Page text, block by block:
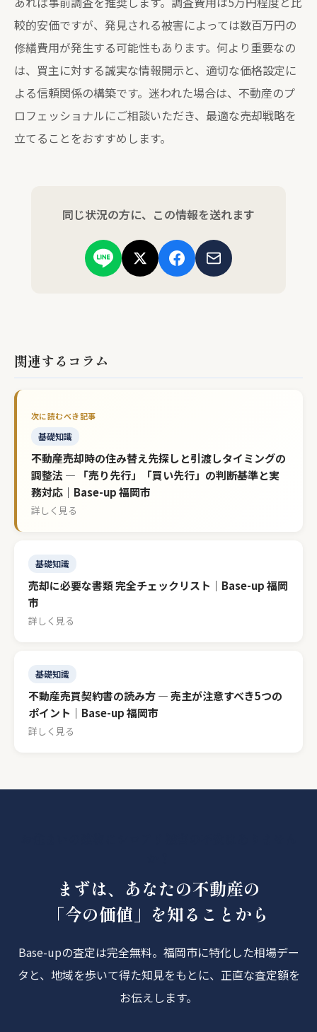
較的安価ですが、発見される被害によっては数百万円の
修繕費用が発生する可能性もあります。何より重要なの
は、買主に対する誠実な情報開示と、適切な価格設定に
よる信頼関係の構築です。迷われた場合は、不動産のプ
ロフェッショナルにご相談いただき、最適な売却戦略を
立てることをおすすめします。
同じ状況の方に、この情報を送れます
関連するコラム
基礎知識
不動産売却時の住み替え先探しと引渡しタイミングの
調整法 — 「売り先行」「買い先行」の判断基準と実
務対応｜Base-up 福岡市
詳しく見る
基礎知識
売却に必要な書類 完全チェックリスト｜Base-up 福岡
市
詳しく見る
基礎知識
不動産売買契約書の読み方 — 売主が注意すべき5つの
ポイント｜Base-up 福岡市
詳しく見る
まずは、あなたの不動産の
「今の価値」を知ることから
Base-upの査定は完全無料。福岡市に特化した相場デー
タと、地域を歩いて得た知見をもとに、正直な査定額を
お伝えします。